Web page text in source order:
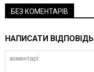
БЕЗ КОМЕНТАРІВ
НАПИСАТИ ВІДПОВІДЬ